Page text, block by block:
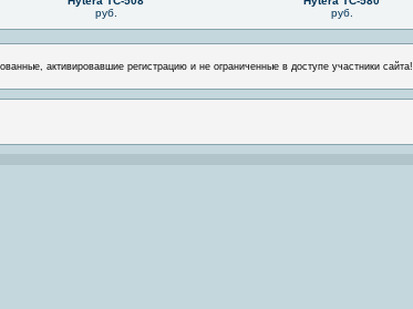
руб.
руб.
активировавшие регистрацию и не ограниченные в доступе участники сайта!